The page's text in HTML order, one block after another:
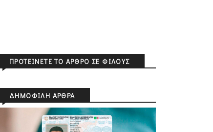
ΠΡΟΤΕΊΝΕΤΕ ΤΟ ΆΡΘΡΟ ΣΕ ΦΊΛΟΥΣ
ΔΗΜΟΦΙΛΉ ΆΡΘΡΑ